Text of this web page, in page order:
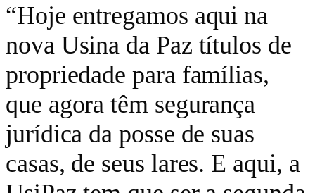
“Hoje entregamos aqui na
nova Usina da Paz títulos de
propriedade para famílias,
que agora têm segurança
jurídica da posse de suas
casas, de seus lares. E aqui, a